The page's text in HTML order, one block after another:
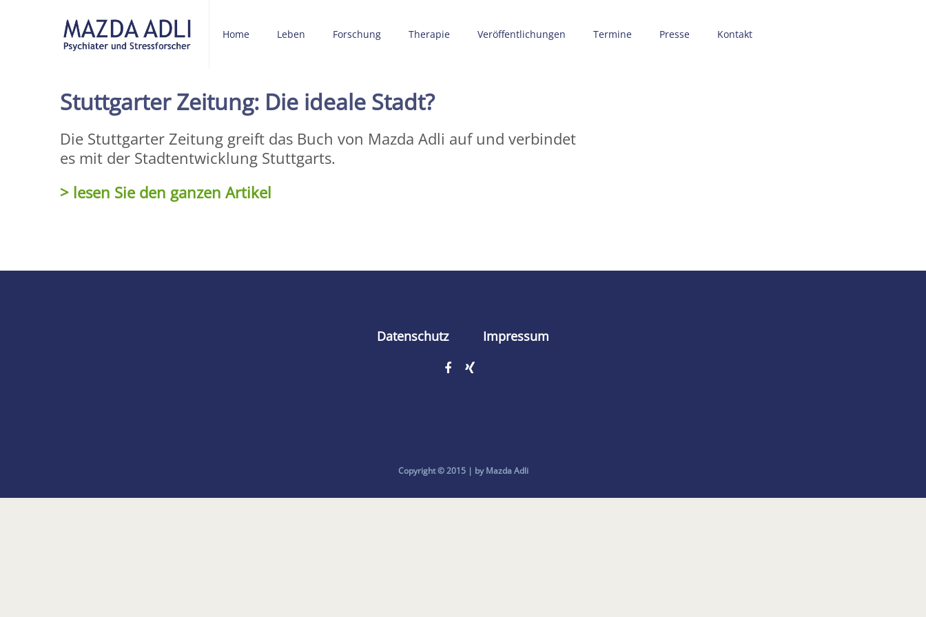
Home Leben Forschung Therapie Veröffentlichungen Termine Presse Kontakt
Stuttgarter Zeitung: Die ideale Stadt?
Die Stuttgarter Zeitung greift das Buch von Mazda Adli auf und verbindet
es mit der Stadtentwicklung Stuttgarts.
> lesen Sie den ganzen Artikel
Datenschutz Impressum
Copyright © 2015 | by Mazda Adli